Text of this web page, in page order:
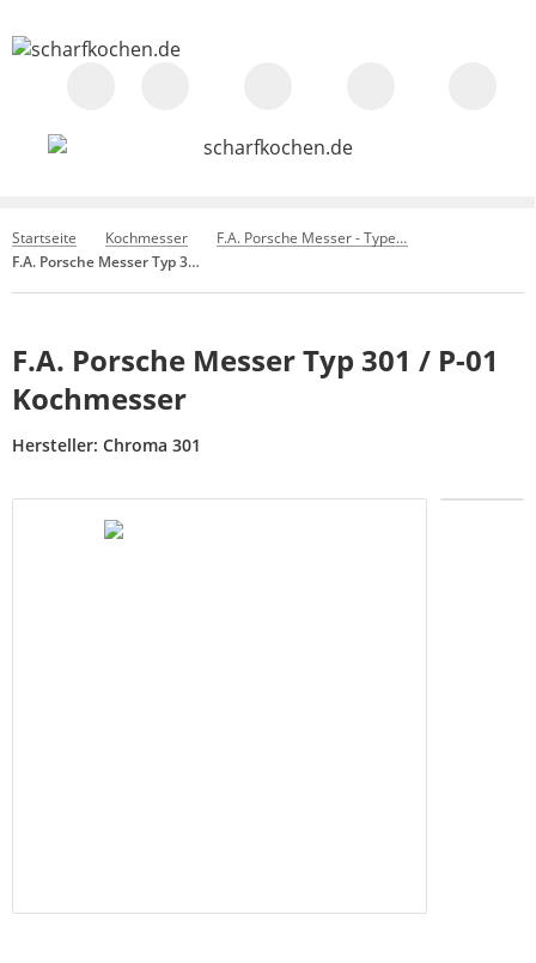
Startseite Kochmesser
F.A. Porsche Messer - Type 301
F.A. Porsche Messer Typ 301 / P-01 Kochmesser
F.A. Porsche Messer Typ 301 / P-01
Kochmesser
Hersteller: Chroma 301